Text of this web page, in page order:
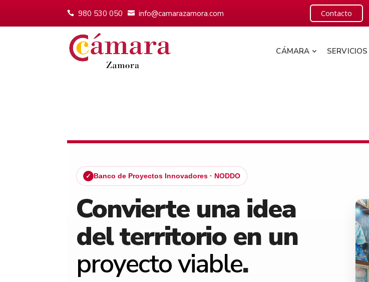
980 530 050 info@camarazamora.com Contacto
CÁMARA SERVICIOS
✓ Banco de Proyectos Innovadores · NODDO
Convierte una idea
del territorio en un
proyecto viable.